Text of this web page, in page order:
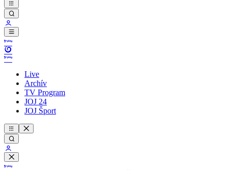
Live
Archív
TV Program
JOJ 24
JOJ Šport